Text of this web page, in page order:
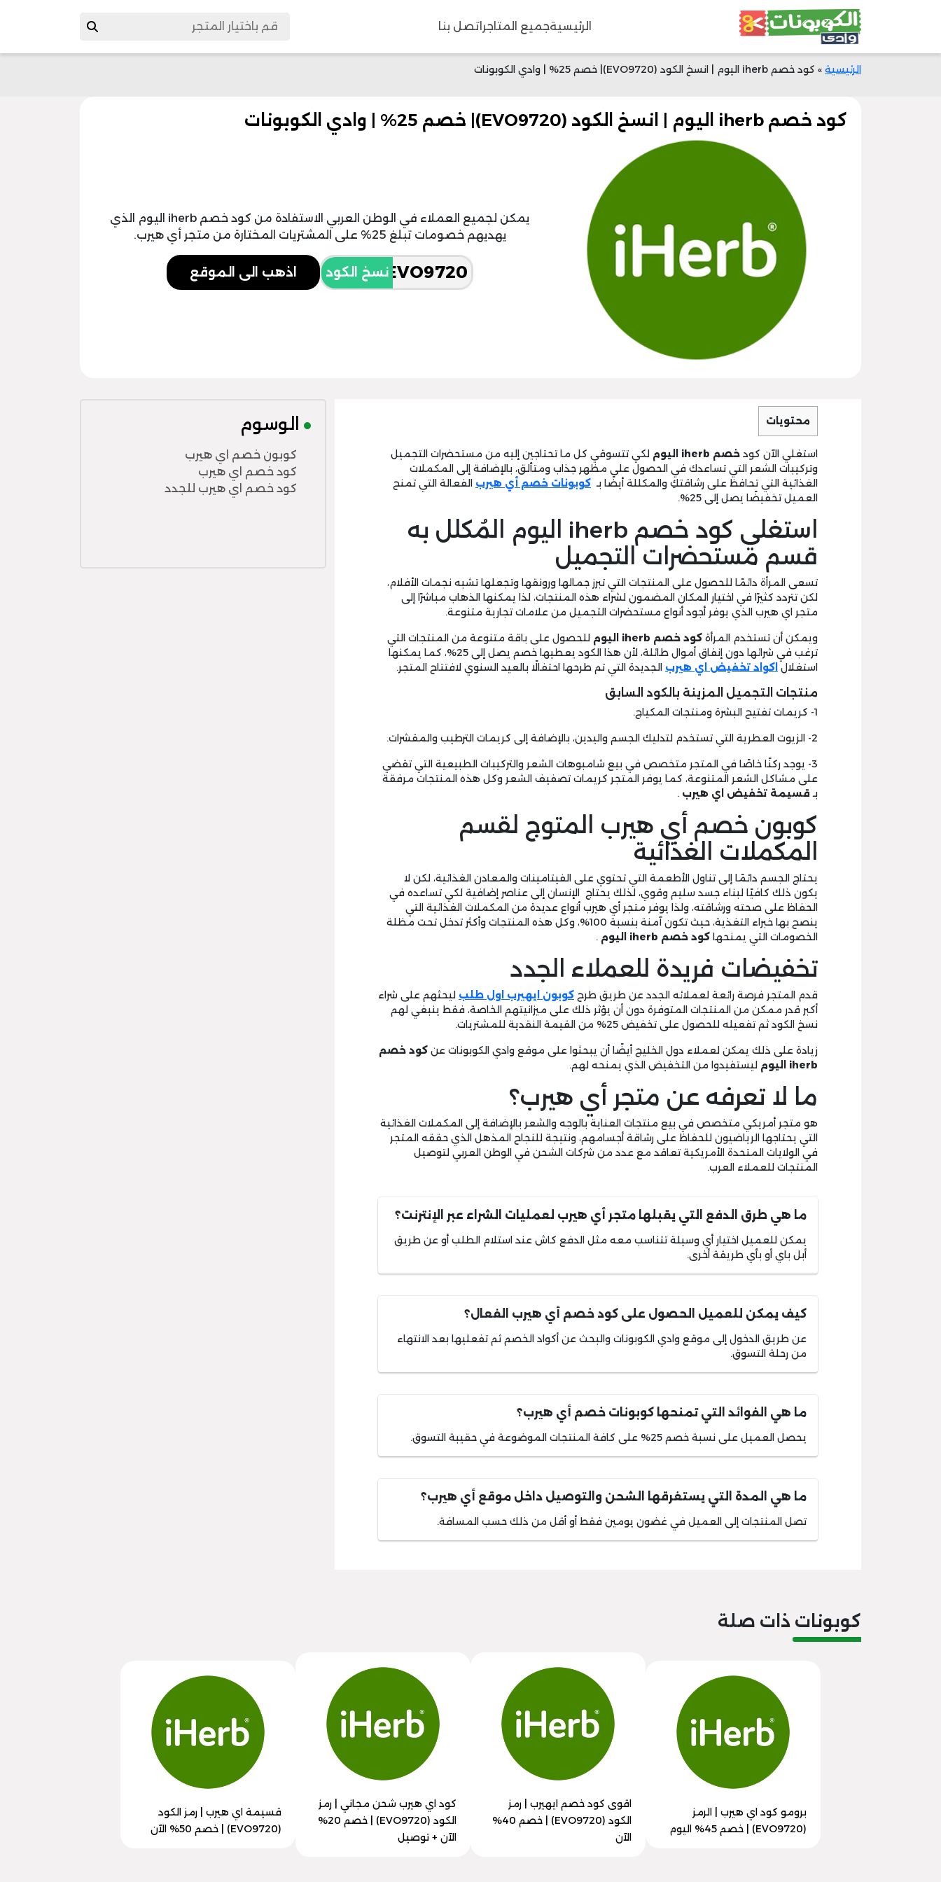
الرئيسيةجميع المتاجر اتصل بنا
الرئيسية » كود خصم iherb اليوم | انسخ الكود (EVO9720)| خصم 25% | وادي الكوبونات
كود خصم iherb اليوم | انسخ الكود (EVO9720)| خصم 25% | وادي الكوبونات
يمكن لجميع العملاء في الوطن العربي الاستفادة من كود خصم iherb اليوم الذي
يهديهم خصومات تبلغ 25% على المشتريات المختارة من متجر أي هيرب.
نسخ الكود اذهب الى الموقع
محتويات
استغلي الآن كود خصم iherb اليوم
لكي تتسوقي كل ما تحتاجين إليه من مستحضرات التجميل
وتركيبات الشعر التي تساعدك في الحصول على مظهر جذاب ومتألق، بالإضافة إلى المكملات
الغذائية التي تحافظ على رشاقتكِ والمكللة أيضًا بـ كوبونات خصم أي هيرب الفعالة التي تمنح
العميل تخفيضًا يصل إلى 25%.
استغلي كود خصم iherb اليوم المُكلل به
قسم مستحضرات التجميل
تسعى المرأة دائمًا للحصول على المنتجات التي تبرز جمالها ورونقها وتجعلها تشبه نجمات الأفلام،
لكن تتردد كثيرًا في اختيار المكان المضمون لشراء هذه المنتجات، لذا يمكنها الذهاب مباشرًا إلى
متجر اي هيرب الذي يوفر أجود أنواع مستحضرات التجميل من علامات تجارية متنوعة.
ويمكن أن تستخدم المرأة كود خصم اليوم للحصول على باقة متنوعة من المنتجات التي
ترغب في شرائها دون إنفاق أموال طائلة، لأن هذا الكود يعطيها خصم يصل إلى 25%، كما يمكنها
استغلال اكواد تخفيض اي هيرب الجديدة التي تم طرحها احتفالًا بالعيد السنوي لافتتاح المتجر.
منتجات التجميل المزينة بالكود السابق
1- كريمات تفتيح البشرة ومنتجات المكياج.
2- الزيوت العطرية التي تستخدم لتدليك الجسم واليدين، بالإضافة إلى كريمات الترطيب والمقشرات.
3- يوجد ركنًا خاصًا في المتجر متخصص في بيع شامبوهات الشعر والتركيبات الطبيعية التي تقضي
على مشاكل الشعر المتنوعة، كما يوفر المتجر كريمات تصفيف الشعر وكل هذه المنتجات مرفقة
بـ قسيمة تخفيض اي هيرب .
كوبون خصم أي هيرب المتوج لقسم
المكملات الغذائية
يحتاج الجسم دائمًا إلى تناول الأطعمة التي تحتوي على الفيتامينات والمعادن الغذائية، لكن لا
يكون ذلك كافيًا لبناء جسد سليم وقوي، لذلك يحتاج الإنسان إلى عناصر إضافية لكي تساعده في
الحفاظ على صحته ورشاقته، ولذا يوفر متجر أي هيرب أنواع عديدة من المكملات الغذائية التي
ينصح بها خبراء التغذية، حيث تكون آمنة بنسبة 100%، وكل هذه المنتجات وأكثر تدخل تحت مظلة
الخصومات التي يمنحها كود خصم اليوم .
تخفيضات فريدة للعملاء الجدد
قدم المتجر فرصة رائعة لعملائه الجدد عن طريق طرح كوبون ايهيرب اول طلب ليحثهم على شراء
أكبر قدر ممكن من المنتجات المتوفرة دون أن يؤثر ذلك على ميزانيتهم الخاصة، فقط ينبغي لهم
نسخ الكود ثم تفعيله للحصول على تخفيض 25% من القيمة النقدية للمشتريات.
زيادة على ذلك يمكن لعملاء دول الخليج أيضًا أن يبحثوا على موقع وادي الكوبونات عن كود خصم
iherb
اليوم ليستفيدوا من التخفيض الذي يمنحه لهم.
ما لا تعرفه عن متجر أي هيرب؟
هو متجر أمريكي متخصص في بيع منتجات العناية بالوجه والشعر بالإضافة إلى المكملات الغذائية
التي يحتاجها الرياضيون للحفاظ على رشاقة أجسامهم، ونتيجة للنجاح المذهل الذي حققه المتجر
في الولايات المتحدة الأمريكية تعاقد مع عدد من شركات الشحن في الوطن العربي لتوصيل
المنتجات للعملاء العرب.
ما هي طرق الدفع التي يقبلها متجر أي هيرب لعمليات الشراء عبر الإنترنت؟
يمكن للعميل اختيار أي وسيلة تتناسب معه مثل الدفع كاش عند استلام الطلب أو عن طريق
أبل باي أو بأي طريقة أخرى.
كيف يمكن للعميل الحصول على كود خصم أي هيرب الفعال؟
عن طريق الدخول إلى موقع وادي الكوبونات والبحث عن أكواد الخصم ثم تفعليها بعد الانتهاء
من رحلة التسوق.
ما هي الفوائد التي تمنحها كوبونات خصم أي هيرب؟
يحصل العميل على نسبة خصم 25% على كافة المنتجات الموضوعة في حقيبة التسوق.
ما هي المدة التي يستغرقها الشحن والتوصيل داخل موقع أي هيرب؟
تصل المنتجات إلى العميل في غضون يومين فقط أو أقل من ذلك حسب المسافة.
الوسوم
كوبون خصم اي هيرب
كود خصم اي هيرب
كود خصم اي هيرب للجدد
كوبونات ذات صلة
برومو كود اي هيرب | الرمز
(EVO9720) | خصم 45% اليوم
اقوى كود خصم ايهيرب | رمز
الكود (EVO9720) | خصم 40%
الآن
كود اي هيرب شحن مجاني | رمز
الكود (EVO9720) | خصم 20%
الآن + توصيل
قسيمة اي هيرب | رمز الكود
(EVO9720) | خصم 50% الآن